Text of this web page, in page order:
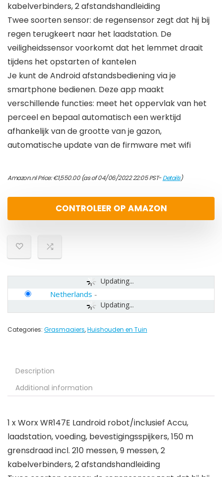
kabelverbinders, 2 afstandshandleiding
Twee soorten sensor: de regensensor zegt dat hij bij
regen terugkeert naar het laadstation. De
veiligheidssensor voorkomt dat het lemmet draait
tijdens het opstarten of kantelen
Je kunt de Android afstandsbediening via je
smartphone bedienen. Deze app maakt
verschillende functies: meet het oppervlak van het
perceel en bepaal automatisch een werktijd
afhankelijk van de grootte van je gazon,
automatische update van de firmware met wifi
Amazon.nl Price:€1,550.00(as of 04/06/2022 22:05 PST-Details)
CONTROLEER OP AMAZON
Updating...
Updating...
Netherlands -
Categories: Grasmaaiers,Huishouden en Tuin
Description
Additional information
1 x Worx WR147E Landroid robot/inclusief Accu,
laadstation, voeding, bevestigingsspijkers, 150 m
grensdraad incl. 210 messen, 9 messen, 2
kabelverbinders, 2 afstandshandleiding